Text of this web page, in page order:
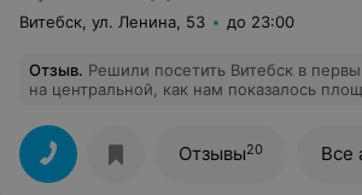
Витебск, ул. Ленина, 53 до 23:00
Отзыв. Решили посетить Витебск в
на центральной, как нам показалось
кафе. В пол 11 большая часть уже было
наткнулись на Арена-пицца. К сожалению.
три американо, чай и картошку фри. Кофе
маленьких бумажных стаканчиках - мой
Отзывы20 Все